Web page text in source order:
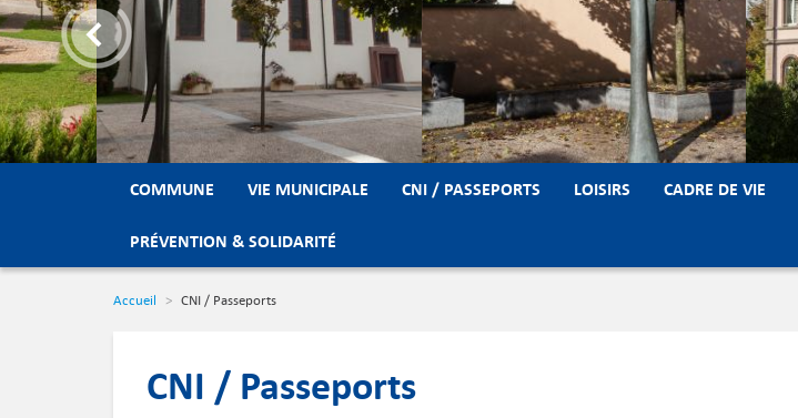
COMMUNE VIE MUNICIPALE CNI / PASSEPORTS LOISIRS CADRE DE VIE
PRÉVENTION & SOLIDARITÉ
Accueil CNI / Passeports
CNI / Passeports